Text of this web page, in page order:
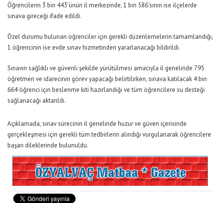
Öğrencilerin 3 bin 443’ünün il merkezinde, 1 bin 586’sının ise ilçelerde
sınava gireceği ifade edildi.
Özel durumu bulunan öğrenciler için gerekli düzenlemelerin tamamlandığı,
1 öğrencinin ise evde sınav hizmetinden yararlanacağı bildirildi.
Sınavın sağlıklı ve güvenli şekilde yürütülmesi amacıyla il genelinde 795
öğretmen ve idarecinin görev yapacağı belirtilirken, sınava katılacak 4 bin
664 öğrenci için beslenme kiti hazırlandığı ve tüm öğrencilere su desteği
sağlanacağı aktarıldı.
Açıklamada, sınav sürecinin il genelinde huzur ve güven içerisinde
gerçekleşmesi için gerekli tüm tedbirlerin alındığı vurgulanarak öğrencilere
başarı dileklerinde bulunuldu.